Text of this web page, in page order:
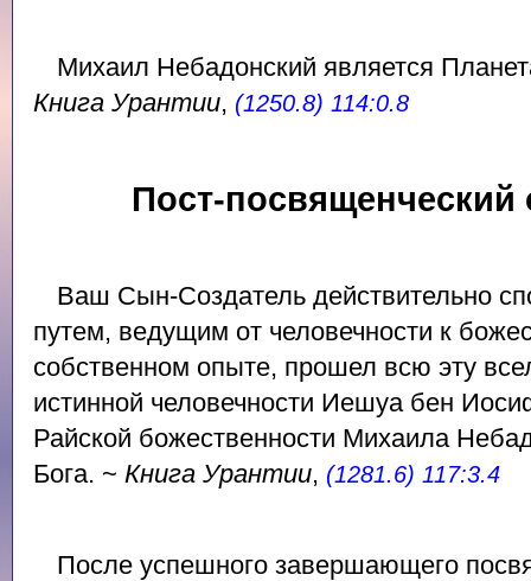
Михаил Небадонский является
Книга Урантии, (1250.8) 114:0.8
Пост-посвященческий
Ваш Сын-Создатель действительно
путем, ведущим от человечности к
собственном опыте, прошел всю эту
истинной человечности Иешуа бен
Райской божественности Михаила
Бога. ~ Книга Урантии, (1281.6) 117:3.4
После успешного завершающего